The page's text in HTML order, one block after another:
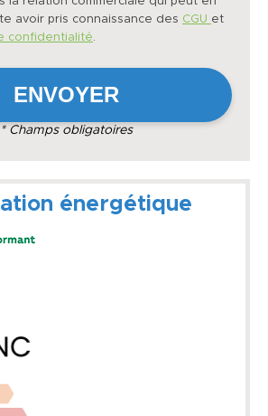
avoir pris connaissance des CGU et
confidentialité.
* Champs obligatoires
énergétique